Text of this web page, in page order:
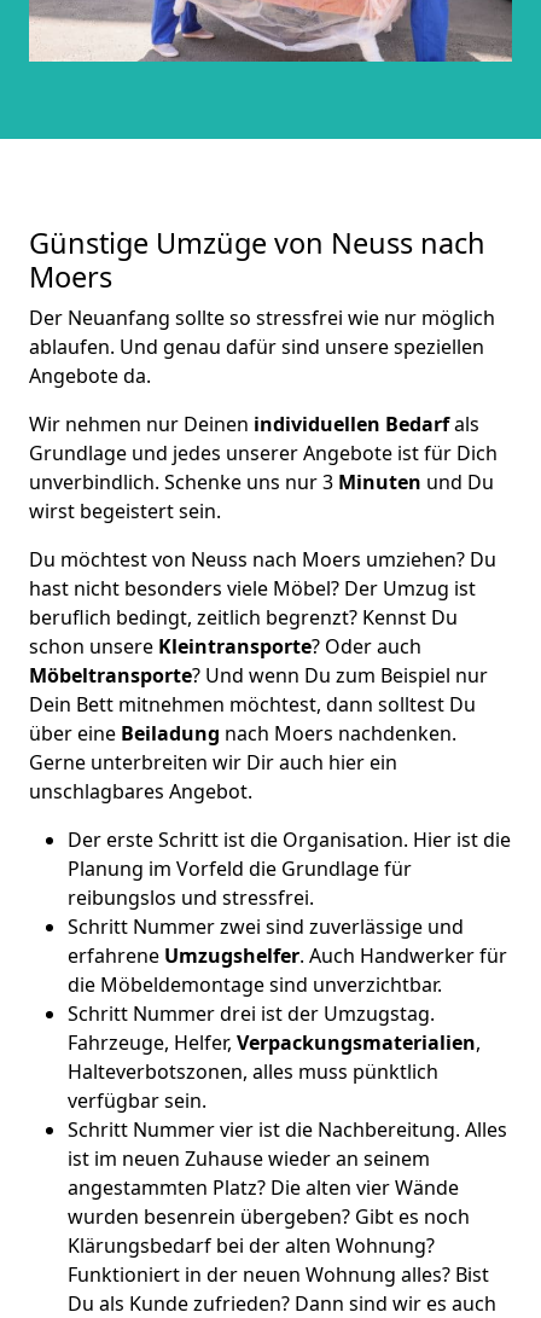
Günstige Umzüge von Neuss nach
Moers
Der Neuanfang sollte so stressfrei wie nur möglich
ablaufen. Und genau dafür sind unsere speziellen
Angebote da.
Wir nehmen nur Deinen individuellen Bedarfals
Grundlage und jedes unserer Angebote ist für Dich
unverbindlich. Schenke uns nur 3 Minuten und Du
wirst begeistert sein.
Du möchtest von Neuss nach Moers umziehen? Du
hast nicht besonders viele Möbel? Der Umzug ist
beruflich bedingt, zeitlich begrenzt? Kennst Du
schon unsere Kleintransporte? Oder auch
Möbeltransporte? Und wenn Du zum Beispiel nur
Dein Bett mitnehmen möchtest, dann solltest Du
über eine Beiladung nach Moers nachdenken.
Gerne unterbreiten wir Dir auch hier ein
unschlagbares Angebot.
Der erste Schritt ist die Organisation. Hier ist die
Planung im Vorfeld die Grundlage für
reibungslos und stressfrei.
Schritt Nummer zwei sind zuverlässige und
erfahrene Umzugshelfer. Auch Handwerker für
die Möbeldemontage sind unverzichtbar.
Schritt Nummer drei ist der Umzugstag.
Fahrzeuge, Helfer, Verpackungsmaterialien,
Halteverbotszonen, alles muss pünktlich
verfügbar sein.
Schritt Nummer vier ist die Nachbereitung. Alles
ist im neuen Zuhause wieder an seinem
angestammten Platz? Die alten vier Wände
wurden besenrein übergeben? Gibt es noch
Klärungsbedarf bei der alten Wohnung?
Funktioniert in der neuen Wohnung alles? Bist
Du als Kunde zufrieden? Dann sind wir es auch